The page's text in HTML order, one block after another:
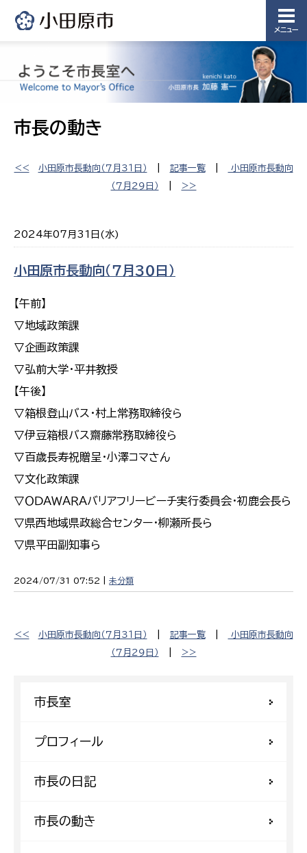
メニュー
市長の動き
<< 小田原市長動向（７月３１日） 記事一覧|
小田原市長動向
（７月２９日）
>>
2024年07月31日(水)
小田原市長動向（７月３０日）
【午前】
▽地域政策課
▽企画政策課
▽弘前大学・平井教授
【午後】
▽箱根登山バス・村上常務取締役ら
▽伊豆箱根バス齋藤常務取締役ら
▽百歳長寿祝贈呈・小澤コマさん
▽文化政策課
▽ＯＤＡＷＡＲＡバリアフリービーチ実行委員会・初鹿会長ら
▽県西地域県政総合センター・柳瀬所長ら
▽県平田副知事ら
2024/07/31 07:52 | 未分類
<< 小田原市長動向（７月３１日） 記事一覧|
小田原市長動向
（７月２９日）
>>
市長室
プロフィール
市長の日記
市長の動き